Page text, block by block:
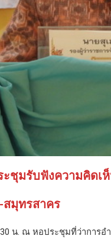
ชุมรับฟังความคิดเ
สมุทรสาคร
น. ณ หอประชุมที่ว่าการ